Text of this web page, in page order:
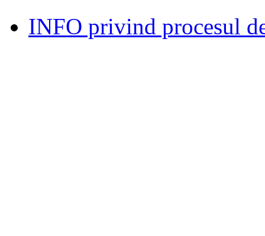
INFO privind procesul